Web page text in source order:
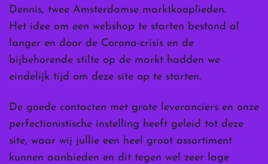
Dennis, twee Amsterdamse marktkooplieden.
Het idee om een webshop te starten bestond al
langer en door de Corona-crisis en de
bijbehorende stilte op de markt hadden we
eindelijk tijd om deze site op te starten.
De goede contacten met grote leveranciers en onze
perfectionistische instelling heeft geleid tot deze
site, waar wij jullie een heel groot assortiment
kunnen aanbieden en dit tegen wel zeer lage